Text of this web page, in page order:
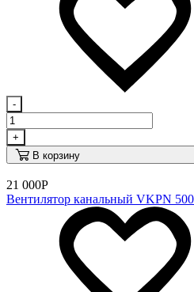
-
+
В корзину
21 000Р
Вентилятор канальный VKPN